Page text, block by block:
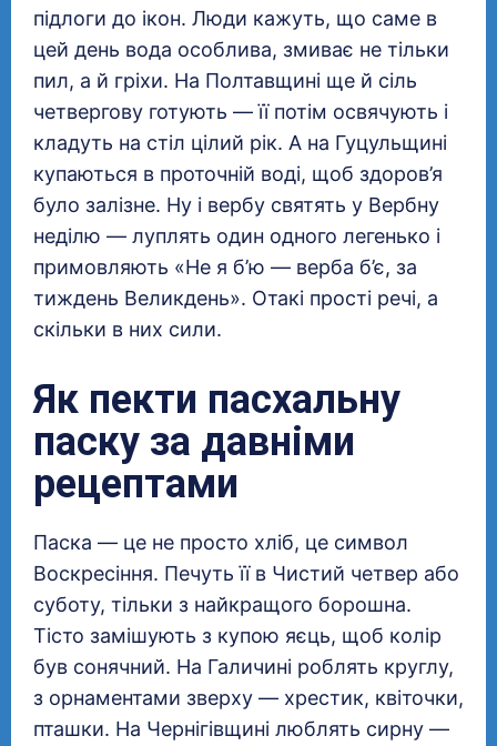
підлоги до ікон. Люди кажуть, що саме в
цей день вода особлива, змиває не тільки
пил, а й гріхи. На Полтавщині ще й сіль
четвергову готують — її потім освячують і
кладуть на стіл цілий рік. А на Гуцульщині
купаються в проточній воді, щоб здоров’я
було залізне. Ну і вербу святять у Вербну
неділю — луплять один одного легенько і
примовляють «Не я б’ю — верба б’є, за
тиждень Великдень». Отакі прості речі, а
скільки в них сили.
Як пекти пасхальну
паску за давніми
рецептами
Паска — це не просто хліб, це символ
Воскресіння. Печуть її в Чистий четвер або
суботу, тільки з найкращого борошна.
Тісто замішують з купою яєць, щоб колір
був сонячний. На Галичині роблять круглу,
з орнаментами зверху — хрестик, квіточки,
пташки. На Чернігівщині люблять сирну —